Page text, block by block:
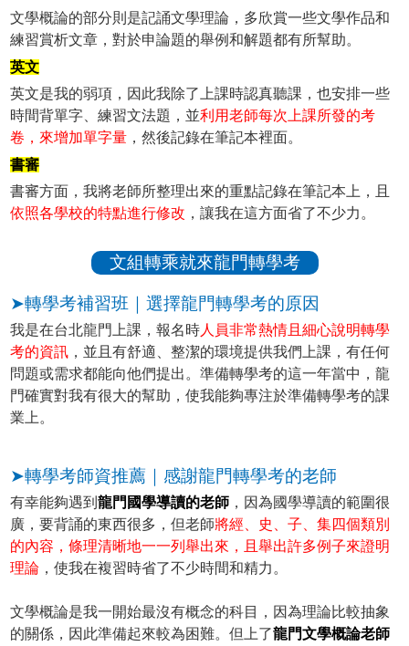
文學概論的部分則是記誦文學理論，多欣賞一些文學作品和
練習賞析文章，對於申論題的舉例和解題都有所幫助。
英文
英文是我的弱項，因此我除了上課時認真聽課，也安排一些
時間背單字、練習文法題，並利用老師每次上課所發的考
卷，來增加單字量 ，然後記錄在筆記本裡面。
書審
書審方面，我將老師所整理出來的重點記錄在筆記本上，且
依照各學校的特點進行修改 ，讓我在這方面省了不少力。
文組轉乘就來龍門轉學考
➤轉學考補習班｜選擇龍門轉學考的原因
我是在台北龍門上課，報名時人員非常熱情且細心說明轉學
考的資訊 ，並且有舒適、整潔的環境提供我們上課，有任何
問題或需求都能向他們提出。準備轉學考的這一年當中，龍
門確實對我有很大的幫助，使我能夠專注於準備轉學考的課
業上。
➤轉學考師資推薦｜感謝龍門轉學考的老師
有幸能夠遇到龍門國學導讀的老師 ，因為國學導讀的範圍很
廣，要背誦的東西很多，但老師將經、史、子、集四個類別
的內容，條理清晰地一一列舉出來，且舉出許多例子來證明
理論 ，使我在複習時省了不少時間和精力。
文學概論是我一開始最沒有概念的科目，因為理論比較抽象
的關係，因此準備起來較為困難。但上了龍門文學概論老師